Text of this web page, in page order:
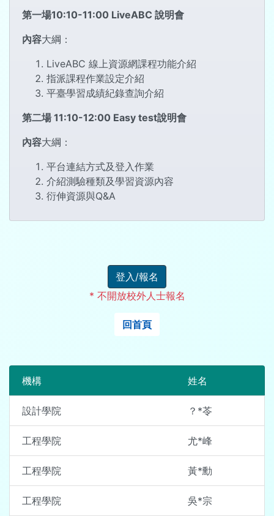
第一場10:10-11:00 LiveABC 說明會
內容大綱：
LiveABC 線上資源網課程功能介紹
指派課程作業設定介紹
平臺學習成績紀錄查詢介紹
第二場 11:10-12:00 Easy test說明會
內容大綱：
平台連結方式及登入作業
介紹測驗種類及學習資源內容
衍伸資源與Q&A
登入/報名
* 不開放校外人士報名
回首頁
機構 姓名
設計學院 ？*苓
工程學院 尤*峰
工程學院 黃*勳
工程學院 吳*宗